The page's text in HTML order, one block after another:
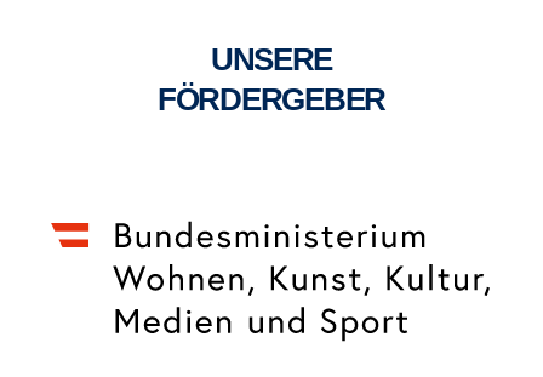
UNSERE
FÖRDERGEBER